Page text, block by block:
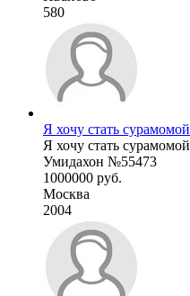
580
Я хочу стать сурамомой
Я хочу стать сурамомой
Умидахон №55473
1000000 руб.
Москва
2004